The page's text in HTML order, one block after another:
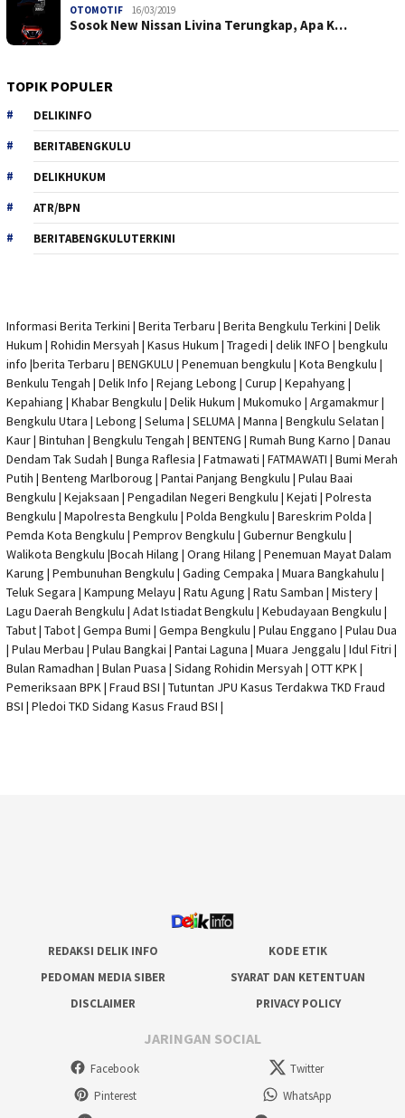
OTOMOTIF 16/03/2019
Sosok New Nissan Livina Terungkap, Apa K…
TOPIK POPULER
DELIKINFO
BERITABENGKULU
DELIKHUKUM
ATR/BPN
BERITABENGKULUTERKINI
Informasi Berita Terkini | Berita Terbaru | Berita Bengkulu Terkini | Delik
Hukum | Rohidin Mersyah | Kasus Hukum | Tragedi | delik INFO | bengkulu
info |berita Terbaru | BENGKULU | Penemuan bengkulu | Kota Bengkulu |
Benkulu Tengah | Delik Info | Rejang Lebong | Curup | Kepahyang |
Kepahiang | Khabar Bengkulu | Delik Hukum | Mukomuko | Argamakmur |
Bengkulu Utara | Lebong | Seluma | SELUMA | Manna | Bengkulu Selatan |
Kaur | Bintuhan | Bengkulu Tengah | BENTENG | Rumah Bung Karno | Danau
Dendam Tak Sudah | Bunga Raflesia | Fatmawati | FATMAWATI | Bumi Merah
Putih | Benteng Marlboroug | Pantai Panjang Bengkulu | Pulau Baai
Bengkulu | Kejaksaan | Pengadilan Negeri Bengkulu | Kejati | Polresta
Bengkulu | Mapolresta Bengkulu | Polda Bengkulu | Bareskrim Polda |
Pemda Kota Bengkulu | Pemprov Bengkulu | Gubernur Bengkulu |
Walikota Bengkulu |Bocah Hilang | Orang Hilang | Penemuan Mayat Dalam
Karung | Pembunuhan Bengkulu | Gading Cempaka | Muara Bangkahulu |
Teluk Segara | Kampung Melayu | Ratu Agung | Ratu Samban | Mistery |
Lagu Daerah Bengkulu | Adat Istiadat Bengkulu | Kebudayaan Bengkulu |
Tabut | Tabot | Gempa Bumi | Gempa Bengkulu | Pulau Enggano | Pulau Dua
| Pulau Merbau | Pulau Bangkai | Pantai Laguna | Muara Jenggalu | Idul Fitri |
Bulan Ramadhan | Bulan Puasa | Sidang Rohidin Mersyah | OTT KPK|
Pemeriksaan BPK | Fraud BSI | Tutuntan JPU Kasus Terdakwa TKD Fraud
BSI | Pledoi TKD Sidang Kasus Fraud BSI |
REDAKSI DELIK INFO
KODE ETIK
PEDOMAN MEDIA SIBER
SYARAT DAN KETENTUAN
DISCLAIMER
PRIVACY POLICY
JARINGAN SOCIAL
Facebook
Twitter
Pinterest
WhatsApp